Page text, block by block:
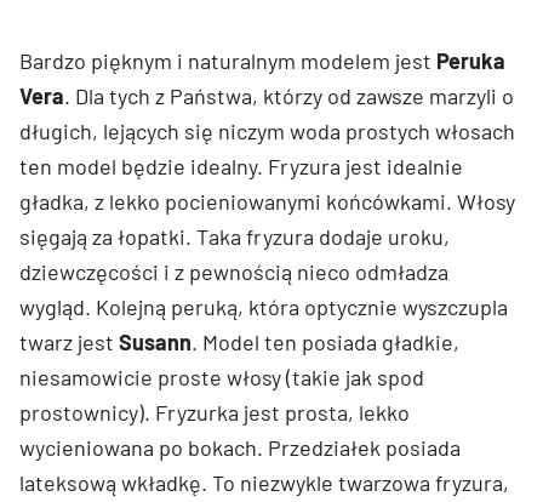
Bardzo pięknym i naturalnym modelem jest Peruka
Vera. Dla tych z Państwa, którzy od zawsze marzyli o
długich, lejących się niczym woda prostych włosach
ten model będzie idealny. Fryzura jest idealnie
gładka, z lekko pocieniowanymi końcówkami. Włosy
sięgają za łopatki. Taka fryzura dodaje uroku,
dziewczęcości i z pewnością nieco odmładza
wygląd. Kolejną peruką, która optycznie wyszczupla
twarz jest Susann. Model ten posiada gładkie,
niesamowicie proste włosy (takie jak spod
prostownicy). Fryzurka jest prosta, lekko
wycieniowana po bokach. Przedziałek posiada
lateksową wkładkę. To niezwykle twarzowa fryzura,